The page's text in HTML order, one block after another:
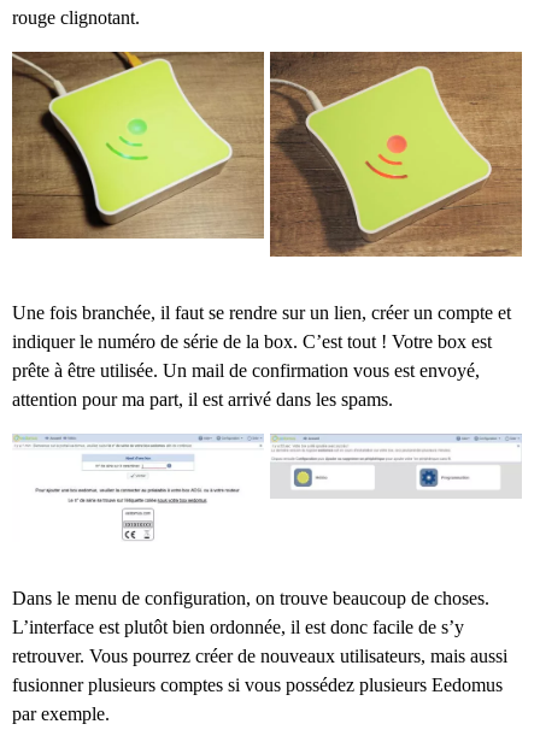
rouge clignotant.
Une fois branchée, il faut se rendre sur un lien, créer un compte et
indiquer le numéro de série de la box. C’est tout ! Votre box est
prête à être utilisée. Un mail de confirmation vous est envoyé,
attention pour ma part, il est arrivé dans les spams.
Dans le menu de configuration, on trouve beaucoup de choses.
L’interface est plutôt bien ordonnée, il est donc facile de s’y
retrouver. Vous pourrez créer de nouveaux utilisateurs, mais aussi
fusionner plusieurs comptes si vous possédez plusieurs Eedomus
par exemple.